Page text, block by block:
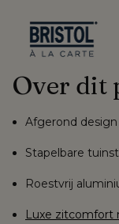
Over dit
Afgerond design
Stapelbare
Roestvrij
Luxe zitcomfort